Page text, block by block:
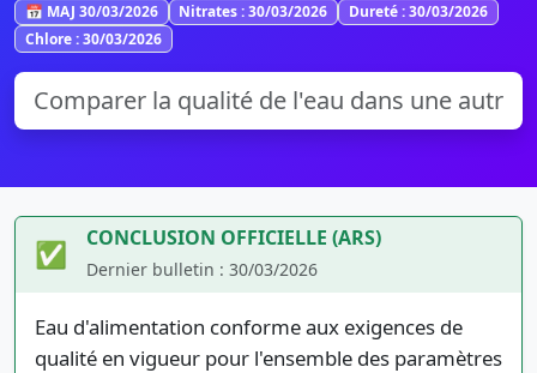
📅 MAJ 30/03/2026 Nitrates : 30/03/2026
Dureté : 30/03/2026
Chlore : 30/03/2026
✅ CONCLUSION OFFICIELLE (ARS)
Dernier bulletin : 30/03/2026
Eau d'alimentation conforme aux exigences de
qualité en vigueur pour l'ensemble des paramètres